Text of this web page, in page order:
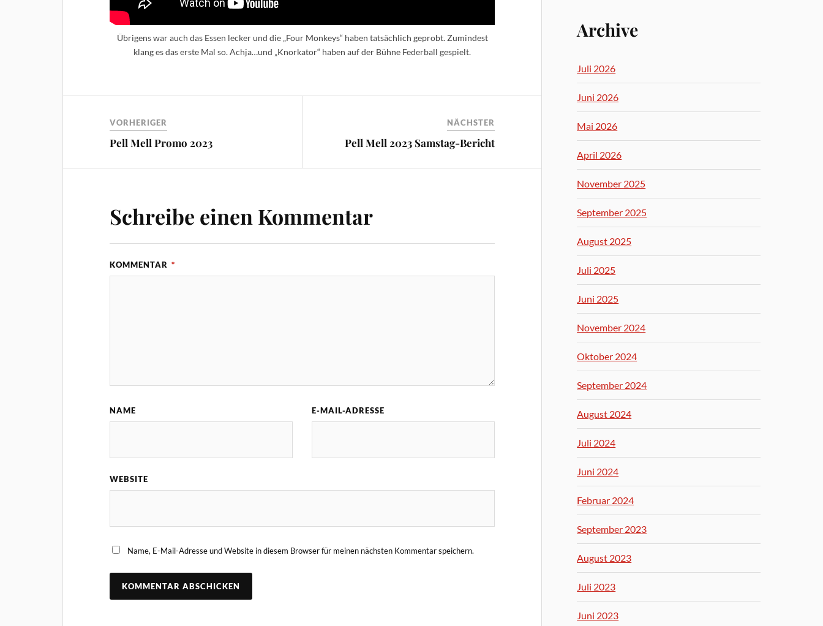
Übrigens war auch das Essen lecker und die „Four Monkeys“ haben tatsächlich geprobt. Zumindest
klang es das erste Mal so. Achja…und „Knorkator“ haben auf der Bühne Federball gespielt.
VORHERIGER
Pell Mell Promo 2023
NÄCHSTER
Pell Mell 2023 Samstag-Bericht
Schreibe einen Kommentar
KOMMENTAR *
NAME E-MAIL-ADRESSE
WEBSITE
Name, E-Mail-Adresse und Website in diesem Browser für meinen nächsten Kommentar speichern.
Archive
Juli 2026
Juni 2026
Mai 2026
April 2026
November 2025
September 2025
August 2025
Juli 2025
Juni 2025
November 2024
Oktober 2024
September 2024
August 2024
Juli 2024
Juni 2024
Februar 2024
September 2023
August 2023
Juli 2023
Juni 2023